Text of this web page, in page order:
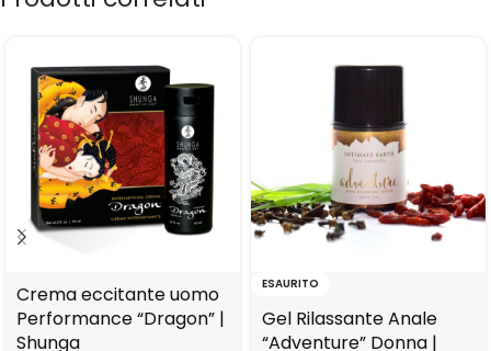
Crema eccitante uomo
Performance “Dragon” |
Shunga
ESAURITO
Gel Rilassante Anale
“Adventure” Donna |